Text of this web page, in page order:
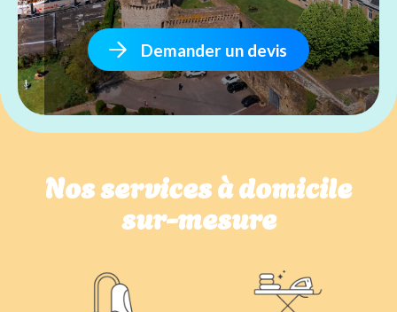
Demander un devis
Nos services à domicile
sur-mesure